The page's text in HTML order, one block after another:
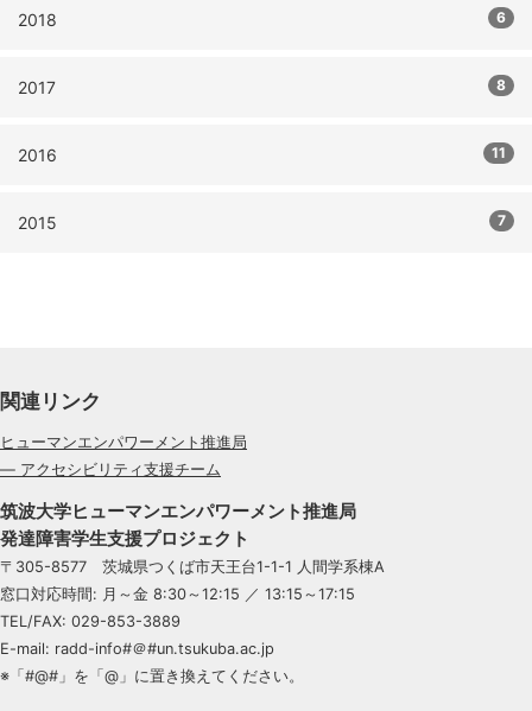
2018 6
2017 8
2016 11
2015 7
関連リンク
ヒューマンエンパワーメント推進局
— アクセシビリティ支援チーム
筑波大学ヒューマンエンパワーメント推進局
発達障害学生支援プロジェクト
〒305-8577 茨城県つくば市天王台1-1-1 人間学系棟A
窓口対応時間: 月～金 8:30～12:15 ／ 13:15～17:15
TEL/FAX: 029-853-3889
E-mail: radd-info#＠#un.tsukuba.ac.jp
※「#@#」を「@」に置き換えてください。